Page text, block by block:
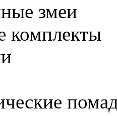
змеи
комплекты